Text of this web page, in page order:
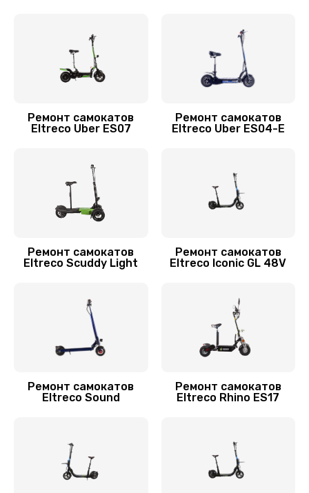
Замена амортизаторов
Заказать
Замена подшипников
Устранение люфта
900 руб.
Замена камеры
Ремонт самокатов
Eltreco Uber ES07
Ремонт самокатов
Eltreco Uber ES04-E
Ремонт самокатов
Eltreco Scuddy Light
Ремонт самокатов
Eltreco Iconic GL 48V
Ремонт самокатов
Eltreco Sound
Ремонт самокатов
Eltreco Rhino ES17